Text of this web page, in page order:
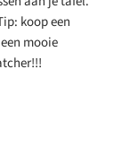
koop een
mooie